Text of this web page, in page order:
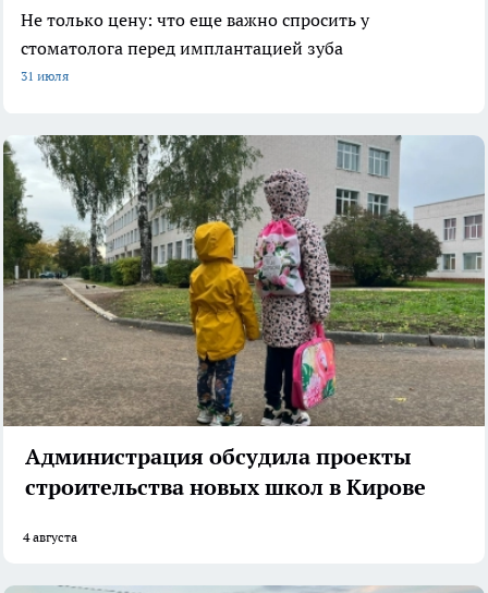
Не только цену: что еще важно спросить у
стоматолога перед имплантацией зуба
31 июля
Администрация обсудила проекты
строительства новых школ в Кирове
4 августа